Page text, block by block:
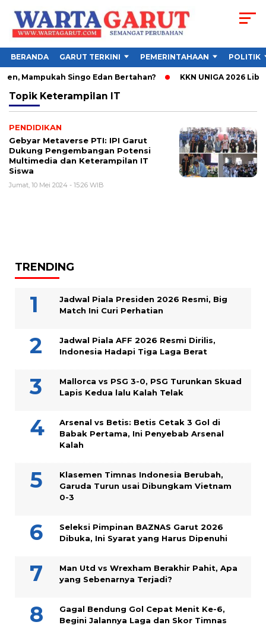
BERANDA GARUT TERKINI PEMERINTAHAAN POLITIK
Mampukah Singo Edan Bertahan? KKN UNIGA 2026
Topik Keterampilan IT
PENDIDIKAN
Gebyar Metaverse PTI: IPI Garut
Dukung Pengembangan Potensi
Multimedia dan Keterampilan IT
Siswa
Jumat, 10 Mei 2024 - 15:26 WIB
TRENDING
Jadwal Piala Presiden 2026 Resmi, Big
Match Ini Curi Perhatian
Jadwal Piala AFF 2026 Resmi Dirilis,
Indonesia Hadapi Tiga Laga Berat
Mallorca vs PSG 3-0, PSG Turunkan Skuad
Lapis Kedua lalu Kalah Telak
Arsenal vs Betis: Betis Cetak 3 Gol di
Babak Pertama, Ini Penyebab Arsenal
Kalah
Klasemen Timnas Indonesia Berubah,
Garuda Turun usai Dibungkam Vietnam
0-3
Seleksi Pimpinan BAZNAS Garut 2026
Dibuka, Ini Syarat yang Harus Dipenuhi
Man Utd vs Wrexham Berakhir Pahit, Apa
yang Sebenarnya Terjadi?
Gagal Bendung Gol Cepat Menit Ke-6,
Begini Jalannya Laga dan Skor Timnas